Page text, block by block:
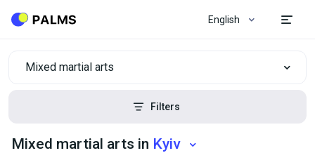
English
Mixed martial arts
Filters
Mixed martial arts in Kyiv